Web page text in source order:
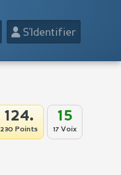
👤S’Identifier
15
17 Voix
124.
230 Points